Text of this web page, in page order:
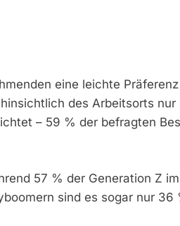
eine leichte
des Arbeitsorts
– 59 % der befragten
57 % der Generation Z
sind es sogar nur